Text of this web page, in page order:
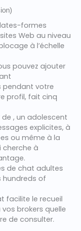
formes
Web au niveau
à l’échelle
pouvez ajouter
pendant votre
profil, fait cinq
de , un adolescent
explicites, à
ou même à la
cherche à
de chat adultes
hundreds of
facilite le recueil
brokers quelle
de consulter.